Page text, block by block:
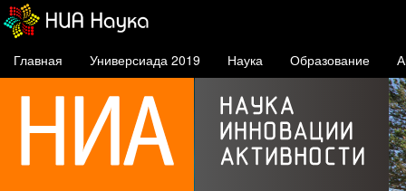
Главная Универсиада 2019 Наука Образование